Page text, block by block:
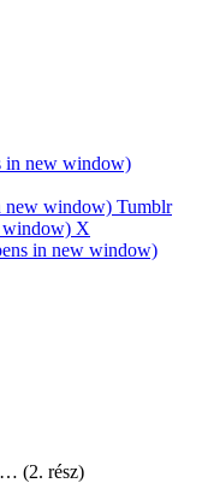
in new window)
new window) Tumblr
window) X
in new window)
(2. rész)